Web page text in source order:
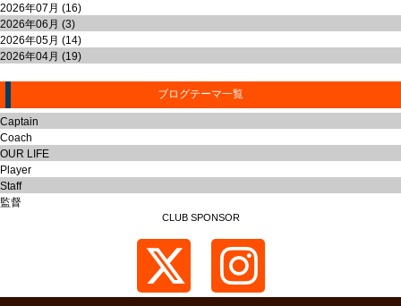
2026年07月 (16)
2026年06月 (3)
2026年05月 (14)
2026年04月 (19)
ブログテーマ一覧
Captain
Coach
OUR LIFE
Player
Staff
監督
CLUB SPONSOR